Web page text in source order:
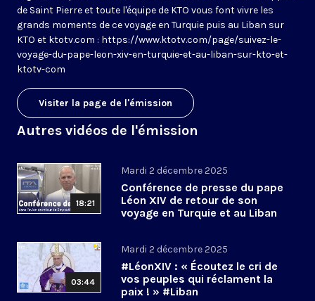
de Saint Pierre et toute l'équipe de KTO vous font vivre les
grands moments de ce voyage en Turquie puis au Liban sur
KTO et ktotv.com : https://www.ktotv.com/page/suivez-le-
voyage-du-pape-leon-xiv-en-turquie-et-au-liban-sur-kto-et-
ktotv-com
Visiter la page de l'émission
Autres vidéos de l'émission
18:21
Mardi 2 décembre 2025
Conférence de presse du pape
Léon XIV de retour de son
voyage en Turquie et au Liban
03:44
Mardi 2 décembre 2025
#LéonXIV : « Écoutez le cri de
vos peuples qui réclament la
paix ! » #Liban